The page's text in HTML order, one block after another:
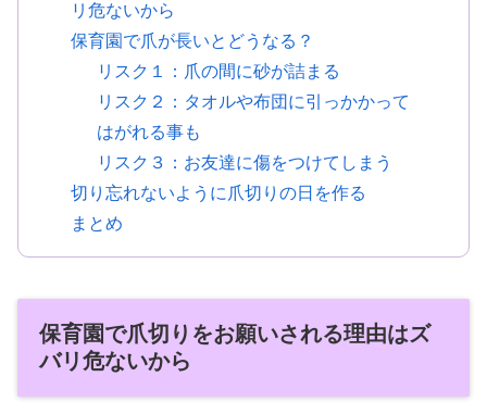
リ危ないから
保育園で爪が長いとどうなる？
リスク１：爪の間に砂が詰まる
リスク２：タオルや布団に引っかかって
はがれる事も
リスク３：お友達に傷をつけてしまう
切り忘れないように爪切りの日を作る
まとめ
保育園で爪切りをお願いされる理由はズ
バリ危ないから